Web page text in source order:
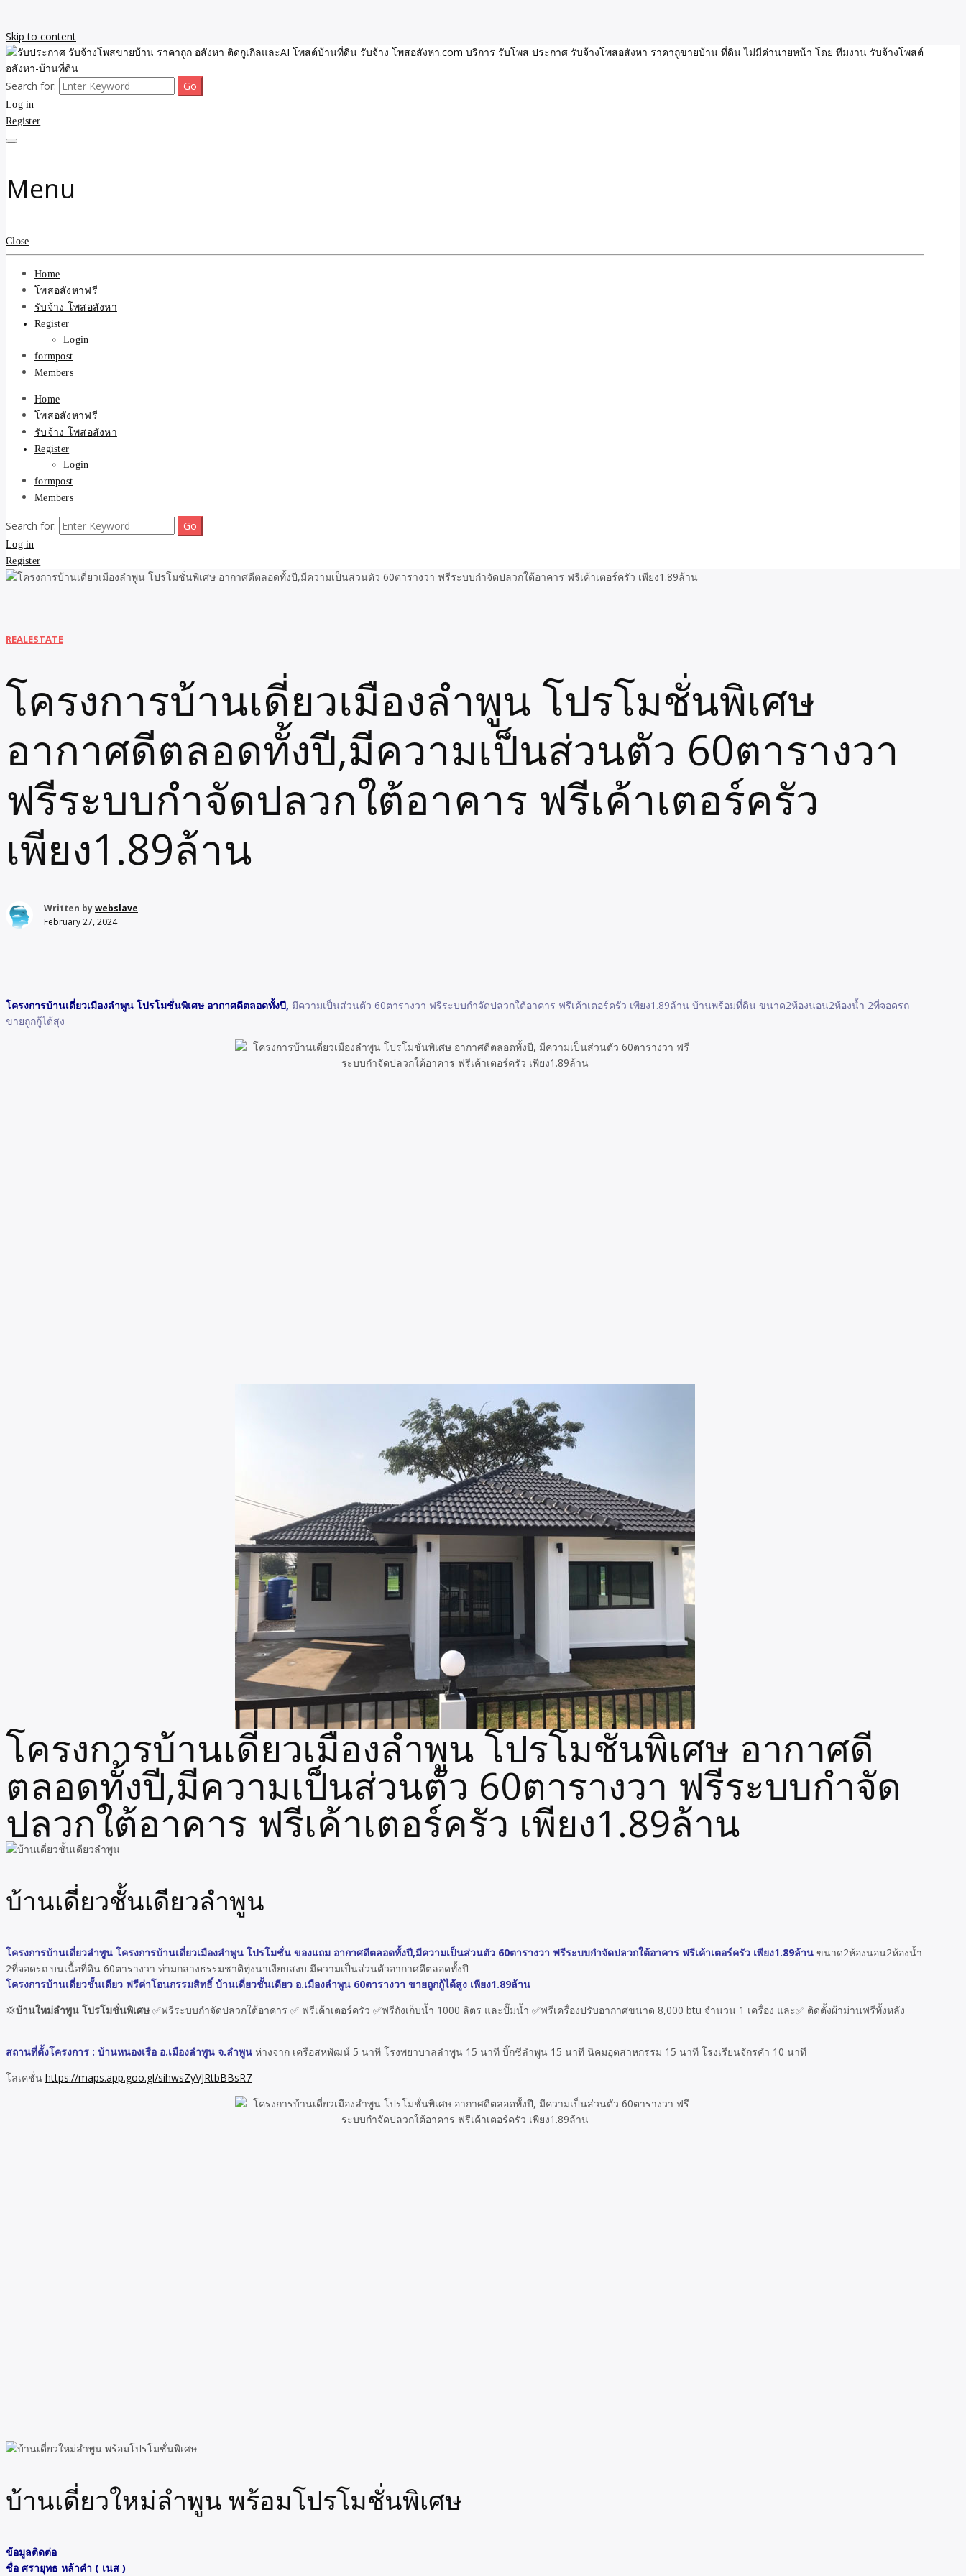
Skip to content
รับประกาศ รับจ้างโพสขายบ้าน ราคาถูก อสังหา ติดกูเกิลและAI โพสต์บ้านที่ดิน
รับจ้าง โพสอสังหา.com บริการ รับโพส ประกาศ รับจ้างโพสอสังหา ราคาถูขายบ้าน
รับจ้างโพสขายบ้าน ราคาถูก ประกาศ ขายอสังหา โฆษณา ไม่มีค่านายหน้า โพสอสังหา รับจ้างโพสขายบ้านบริการ รับจ้างโพสอสังหา ราคาถูก ขายบ้าน ขายที่ดิน เว็บประกาศ โพส โฆษณา ลงประกาศฟรี
Search for:
Log in
Register
Menu
Close
Home
โพสอสังหาฟรี
รับจ้าง โพสอสังหา
Register
Login
formpost
Members
Home
โพสอสังหาฟรี
รับจ้าง โพสอสังหา
Register
Login
formpost
Members
Search for:
Log in
Register
REALESTATE
โครงการบ้านเดี่ยวเมืองลำพูน โปรโมชั่นพิเศษ
อากาศดีตลอดทั้งปี,มีความเป็นส่วนตัว 60ตารางวา
ฟรีระบบกำจัดปลวกใต้อาคาร ฟรีเค้าเตอร์ครัว
เพียง1.89ล้าน
Written bywebslave
February 27, 2024
โครงการบ้านเดี่ยวเมืองลำพูน โปรโมชั่นพิเศษ อากาศดีตลอดทั้งปี, มีความเป็นส่วนตัว 60ตารางวา ฟรีระบบกำจัดปลวกใต้อาคาร ฟรีเค้าเตอร์ครัว เพียง1.89ล้าน บ้านพร้อมที่ดิน ขนาด2ห้องนอน2ห้องน้ำ 2ที่จอดรถ
ขายถูกกู้ได้สุง
โครงการบ้านเดี่ยวเมืองลำพูน โปรโมชั่นพิเศษ อากาศดี
ตลอดทั้งปี,มีความเป็นส่วนตัว 60ตารางวา ฟรีระบบกำจัด
ปลวกใต้อาคาร ฟรีเค้าเตอร์ครัว เพียง1.89ล้าน
บ้านเดี่ยวชั้นเดียวลำพูน
โครงการบ้านเดี่ยวลำพูน โครงการบ้านเดี่ยวเมืองลำพูน โปรโมชั่น ของแถม อากาศดีตลอดทั้งปี,มีความเป็นส่วนตัว 60ตารางวา ฟรีระบบกำจัดปลวกใต้อาคาร ฟรีเค้าเตอร์ครัว เพียง1.89ล้าน ขนาด2ห้องนอน2ห้องน้ำ
2ที่จอดรถ บนเนื้อที่ดิน 60ตารางวา ท่ามกลางธรรมชาติทุ่งนาเงียบสงบ มีความเป็นส่วนตัวอากาศดีตลอดทั้งปี
โครงการบ้านเดี่ยวชั้นเดียว ฟรีค่าโอนกรรมสิทธิ์ บ้านเดี่ยวชั้นเดียว อ.เมืองลำพูน 60ตารางวา ขายถูกกู้ได้สูง เพียง1.89ล้าน
💢บ้านใหม่ลำพูน โปรโมชั่นพิเศษ ✅ฟรีระบบกำจัดปลวกใต้อาคาร ✅ ฟรีเค้าเตอร์ครัว ✅ฟรีถังเก็บน้ำ 1000 ลิตร และปั๊มน้ำ ✅ฟรีเครื่องปรับอากาศขนาด 8,000 btu จำนวน 1 เครื่อง และ✅ ติดตั้งผ้าม่านฟรีทั้งหลัง
สถานที่ตั้งโครงการ : บ้านหนองเรือ อ.เมืองลำพูน จ.ลำพูน ห่างจาก เครือสหพัฒน์ 5 นาที โรงพยาบาลลำพูน 15 นาที บิ๊กซีลำพูน 15 นาที นิคมอุตสาหกรรม 15 นาที โรงเรียนจักรคำ 10 นาที
โลเคชั่น https://maps.app.goo.gl/sihwsZyVJRtbBBsR7
บ้านเดี่ยวใหม่ลำพูน พร้อมโปรโมชั่นพิเศษ
ข้อมูลติดต่อ
ชื่อ ศรายุทธ หล้าคำ ( เนส )